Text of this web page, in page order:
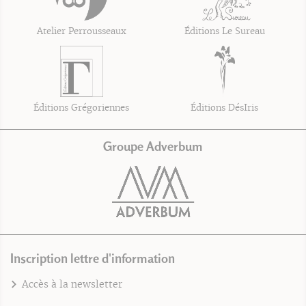
Atelier Perrousseaux Éditions Le Sureau
Éditions Grégoriennes Éditions DésIris
Groupe Adverbum
Inscription lettre d'information
Accès à la newsletter